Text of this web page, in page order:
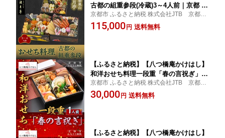
古都の組重参段(冷蔵)3～4人前｜京都 嵐
山 老舗 料理旅館 本格おせち 人気おせ
ち［ 明治30年創業 高級旅館 和風おせち
京都市 ふるさと納税 株式会社JTB 京都支
店
115,000 円 送料無料
【ふるさと納税】【八つ橋庵かけはし】
和洋おせち料理一段重「春の言祝ぎ」
(冷蔵)1人前｜京都 老舗 本格おせち 人気
おせち［ 和洋風おせち一段 1人 人気 お
京都市 ふるさと納税 株式会社JTB 京都支
店
30,000 円 送料無料
【ふるさと納税】【八つ橋庵かけはし】